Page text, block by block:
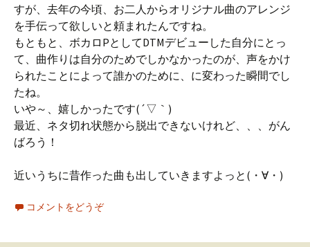
すが、去年の今頃、お二人からオリジナル曲のアレンジ
を手伝って欲しいと頼まれたんですね。
もともと、ボカロPとしてDTMデビューした自分にとっ
て、曲作りは自分のためでしかなかったのが、声をかけ
られたことによって誰かのために、に変わった瞬間でし
たね。
いや～、嬉しかったです(´▽｀)
最近、ネタ切れ状態から脱出できないけれど、、、がん
ばろう！
近いうちに昔作った曲も出していきますよっと(・∀・)
コメントをどうぞ